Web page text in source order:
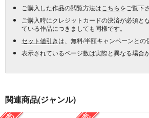
ご購入した作品の閲覧方法は こちらをご覧下
ご購入時にクレジットカードの決済が必須と
ている作品につきましても同様です。
セット値引きは、無料/半額キャンペーンとの
表示されているページ数は実際と異なる場合
関連商品(ジャンル)